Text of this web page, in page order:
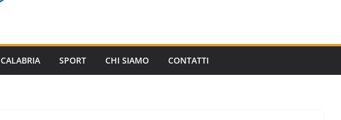
CALABRIA SPORT CHI SIAMO CONTATTI